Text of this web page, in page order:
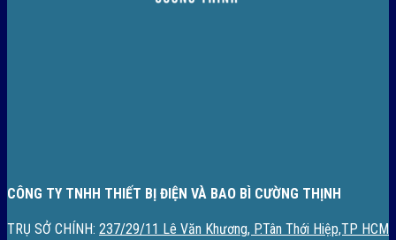
CÔNG TY TNHH THIẾT BỊ ĐIỆN VÀ BAO BÌ CƯỜNG THỊNH
TRỤ SỞ CHÍNH: 237/29/11 Lê Văn Khương, P.Tân Thới Hiệp,TP HCM